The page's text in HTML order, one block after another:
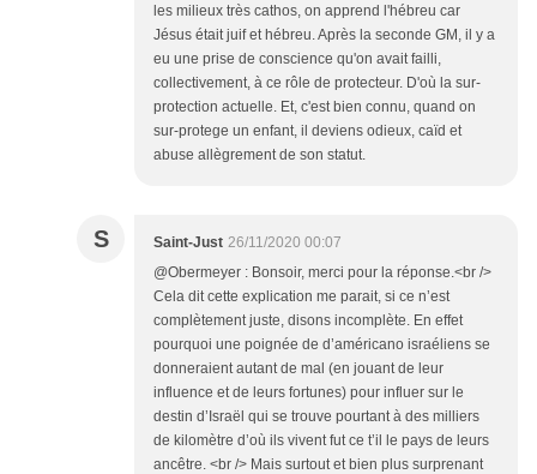
les milieux très cathos, on apprend l'hébreu car
Jésus était juif et hébreu. Après la seconde GM, il y a
eu une prise de conscience qu'on avait failli,
collectivement, à ce rôle de protecteur. D'où la sur-
protection actuelle. Et, c'est bien connu, quand on
sur-protege un enfant, il deviens odieux, caïd et
abuse allègrement de son statut.
S Saint-Just 26/11/2020 00:07
@Obermeyer : Bonsoir, merci pour la réponse.<br />
Cela dit cette explication me parait, si ce n’est
complètement juste, disons incomplète. En effet
pourquoi une poignée de d’américano israéliens se
donneraient autant de mal (en jouant de leur
influence et de leurs fortunes) pour influer sur le
destin d’Israël qui se trouve pourtant à des milliers
de kilomètre d’où ils vivent fut ce t’il le pays de leurs
ancêtre. <br /> Mais surtout et bien plus surprenant